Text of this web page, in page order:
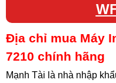
Địa chỉ mua Máy
7210 chính hãng
Mạnh Tài là nhà nhập